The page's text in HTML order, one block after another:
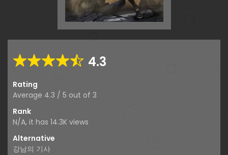
4.3
Rating
Average 4.3 / 5 out of 3
Rank
N/A, it has 14.3K views
Alternative
강남의 기사